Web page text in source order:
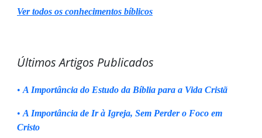
Ver todos os conhecimentos bíblicos
Últimos Artigos Publicados
• A Importância do Estudo da Bíblia para a Vida Cristã
• A Importância de Ir à Igreja, Sem Perder o Foco em
Cristo